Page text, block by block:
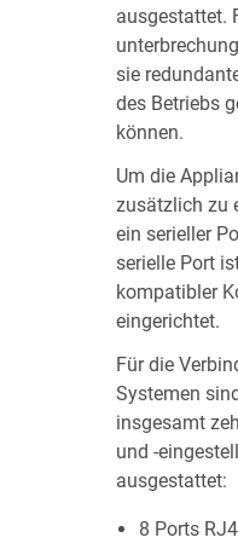
ausgestattet.
sie
des Betriebs
können.
Um die
zusätzlich zu
ein serieller
serielle Port
kompatibler
eingerichtet.
Für die
Systemen
insgesamt
und -
ausgestattet:
8 Ports